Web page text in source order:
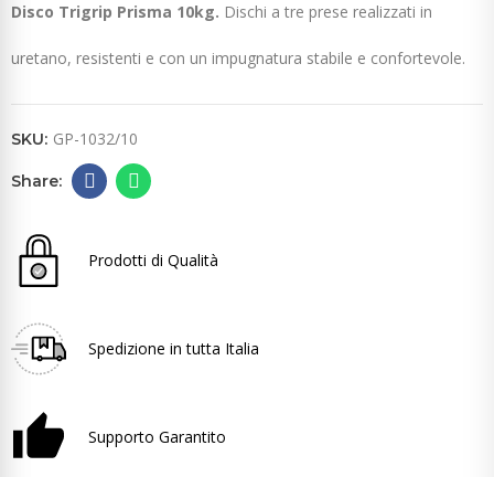
Disco Trigrip Prisma 10kg. Dischi a tre prese realizzati in
uretano, resistenti e con un impugnatura stabile e confortevole.
SKU: GP-1032/10
Prodotti di Qualità
Spedizione in tutta Italia
Supporto Garantito